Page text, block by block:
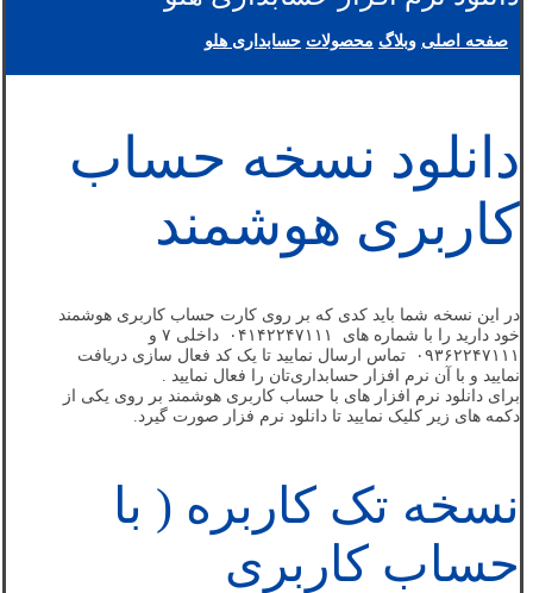
صفحه اصلی وبلاگ محصولات حسابداری هلو
دانلود نسخه حساب
کاربری هوشمند
در این نسخه شما باید کدی که بر روی کارت حساب کاربری هوشمند
خود دارید را با شماره های ۰۴۱۴۲۲۴۷۱۱۱ داخلی ۷ و
۰۹۳۶۲۲۴۷۱۱۱ تماس ارسال نمایید تا یک کد فعال سازی دریافت
نمایید و با آن نرم افزار حسابداری‌تان را فعال نمایید .
برای دانلود نرم افزار های با حساب کاربری هوشمند بر روی یکی از
دکمه های زیر کلیک نمایید تا دانلود نرم فزار صورت گیرد.
نسخه تک کاربره ( با
حساب کاربری